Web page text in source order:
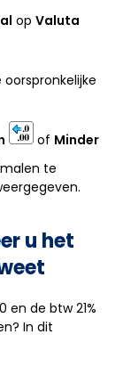
op Valuta
of Minder
te
u het
de btw 21%
In dit